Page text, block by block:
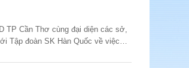
TP Cần Thơ cùng đại diện các sở,
Tập đoàn SK Hàn Quốc về việc